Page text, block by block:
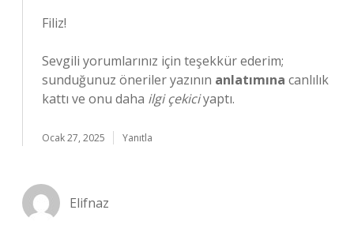
Filiz!
Sevgili yorumlarınız için teşekkür ederim;
sunduğunuz öneriler yazının anlatımına canlılık
kattı ve onu daha ilgi çekiciyaptı.
Ocak 27, 2025 Yanıtla
Elifnaz